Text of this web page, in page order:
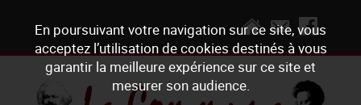
En poursuivant votre navigation sur ce site, vous
acceptez l’utilisation de cookies destinés à vous
garantir la meilleure expérience sur ce site et
mesurer son audience.